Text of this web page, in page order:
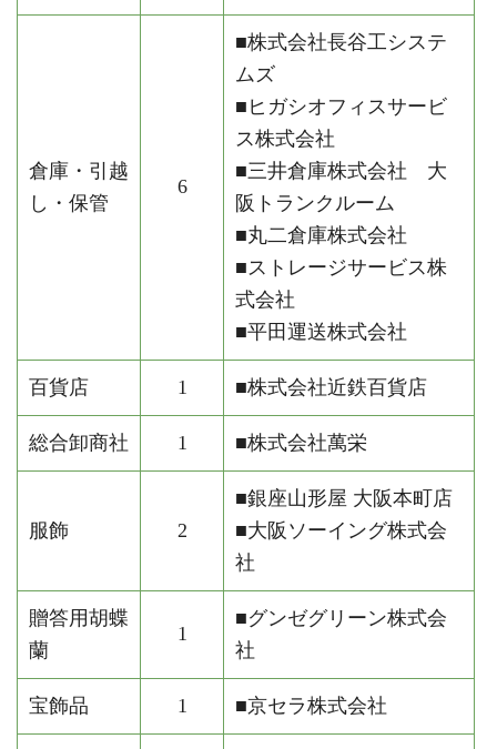
倉庫・引越
し・保管
6
■株式会社長谷工システ
ムズ
■ヒガシオフィスサービ
ス株式会社
■三井倉庫株式会社 大
阪トランクルーム
■丸二倉庫株式会社
■ストレージサービス株
式会社
■平田運送株式会社
百貨店 1 ■株式会社近鉄百貨店
総合卸商社 1 ■株式会社萬栄
服飾 2
■銀座山形屋 大阪本町店
■大阪ソーイング株式会
社
贈答用胡蝶
蘭
1
■グンゼグリーン株式会
社
宝飾品 1 ■京セラ株式会社